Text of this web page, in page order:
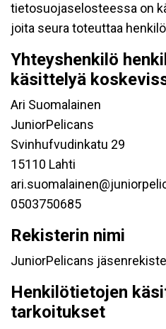
tietosuojaselosteessa on
joita seura toteuttaa
Yhteyshenkilö
käsittelyä
Ari Suomalainen
JuniorPelicans
Svinhufvudinkatu 29
15110 Lahti
0503750685
Rekisterin nimi
JuniorPelicans
Henkilötietojen
tarkoitukset